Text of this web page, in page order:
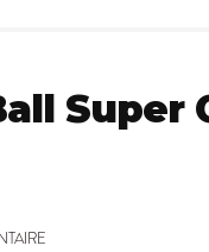
Super